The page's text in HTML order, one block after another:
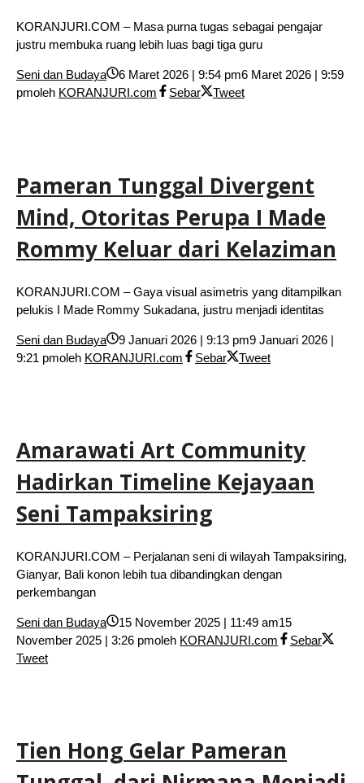
KORANJURI.COM – Masa purna tugas sebagai pengajar
justru membuka ruang lebih luas bagi tiga guru
Seni dan Budaya 6 Maret 2026 | 9:54 pm6 Maret 2026 | 9:59
pmoleh KORANJURI.com Sebar Tweet
Pameran Tunggal Divergent
Mind, Otoritas Perupa I Made
Rommy Keluar dari Kelaziman
KORANJURI.COM – Gaya visual asimetris yang ditampilkan
pelukis I Made Rommy Sukadana, justru menjadi identitas
Seni dan Budaya 9 Januari 2026 | 9:13 pm9 Januari 2026 |
9:21 pmoleh KORANJURI.com Sebar Tweet
Amarawati Art Community
Hadirkan Timeline Kejayaan
Seni Tampaksiring
KORANJURI.COM – Perjalanan seni di wilayah Tampaksiring,
Gianyar, Bali konon lebih tua dibandingkan dengan
perkembangan
Seni dan Budaya 15 November 2025 | 11:49 am15
November 2025 | 3:26 pmoleh KORANJURI.com
Sebar
Tweet
Tien Hong Gelar Pameran